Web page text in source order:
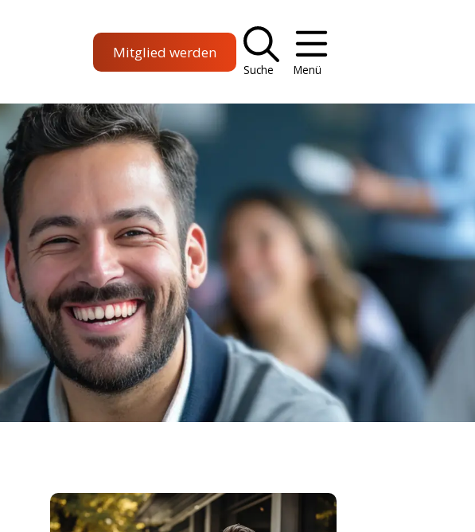
Mitglied werden
Suche Menü